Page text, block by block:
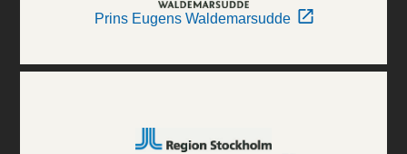
Prins Eugens Waldemarsudde